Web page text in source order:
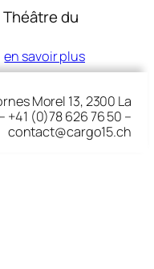
Théâtre du
en savoir plus
Morel 13, 2300 La
(0)78 626 76 50 –
contact@cargo15.ch